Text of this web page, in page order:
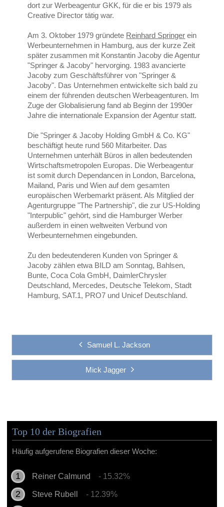
dort zur Werbeagentur GKK, für die er bis 1979 als
Creative Director tätig war.
Am 3. Oktober 1979 gründete Reinhard Springer ein
Werbeunternehmen in Hamburg, aus der kurze Zeit
später zusammen mit Konstantin Jacoby die Agentur
"Springer & Jacoby" hervorging. 1983 avancierte
Jacoby zum Geschäftsführer von "Springer &
Jacoby". Das Unternehmen entwickelte sich bald zu
einem der führenden deutschen Werbeagenturen. Im
Zuge der Globalisierung fand ab Beginn der 1990er
Jahre die internationale Expansion der Agentur statt.
Die "Springer & Jacoby Holding GmbH & Co. KG"
beschäftigt heute rund 560 Mitarbeiter. Das
Unternehmen unterhält Büros in allen bedeutenden
Wirtschaftsmetropolen Europas. Die Werbeagentur
ist somit durch Dependancen in London, Barcelona,
Mailand, Paris und Wien auf dem gesamten
europäischen Werbemarkt präsent. Als Mitglied der
Agenturgruppe "The Partnership", die zur US-Holding
"Interpublic" gehört, sind die Hamburger Werber
außerdem in einen weltweiten Verbund von
Werbeunternehmen eingebunden.
Zu den bedeutenderen Kunden von Springer &
Jacoby zählen etwa BILD am Sonntag, Bahlsen,
Bunte, Coca Cola GmbH, DaimlerChrysler
Deutschland, Mercedes, Deutsche Telekom, Stadt
Hamburg, SAT.1, PRO7 und Unicef Deutschland.
Samuel L. Jackson
Mick Jagger
Top 10 der Biografien
Häufig aufgerufene Biografien dieser Woche:
Reiner Calmund - 15.32%
Steve Rubell - 12.39%